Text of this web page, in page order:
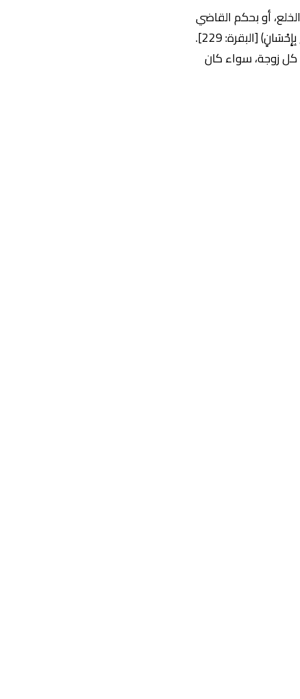
أو بحكم القاضي
للتفريق. وقد أباحته الشريعة لحكمة بالغة، قال تعالى: (الطَّلَاقُ مَرَّتَانِ فَإِمْسَاكٌ بِمَعْرُوفٍ أَوْ تَسْرِيحٌ بِإِحْسَانٍ) [البقرة: 229].
كل زوجة، سواء كان